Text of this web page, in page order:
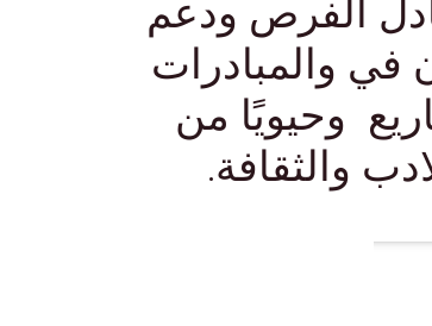
الفرص ودعم
في والمبادرات
وحيويًا من
والثقافة.